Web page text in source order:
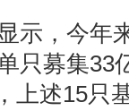
，今年
只募集33
上述15只